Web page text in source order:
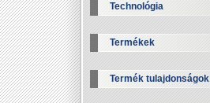
Technológia
Termékek
Termék tulajdonságok